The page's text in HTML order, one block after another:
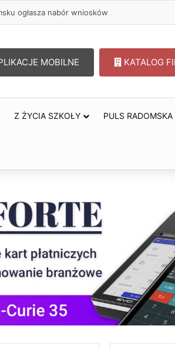
Miesiąc Trzeźwości
MOBILNE KATALOG
Z ŻYCIA SZKOŁY PULS RADOMSKA